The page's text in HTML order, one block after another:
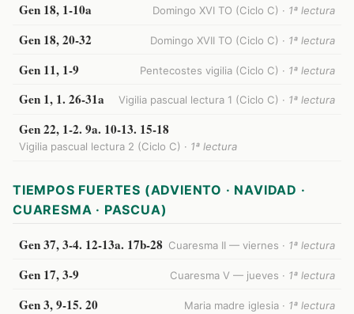
Gen 18, 1-10a Domingo XVI TO (Ciclo C) · 1ª lectura
Gen 18, 20-32 Domingo XVII TO (Ciclo C) · 1ª lectura
Gen 11, 1-9 Pentecostes vigilia (Ciclo C) · 1ª lectura
Gen 1, 1. 26-31a Vigilia pascual lectura 1 (Ciclo C) · 1ª lectura
Gen 22, 1-2. 9a. 10-13. 15-18
Vigilia pascual lectura 2 (Ciclo C) · 1ª lectura
TIEMPOS FUERTES (ADVIENTO · NAVIDAD ·
CUARESMA · PASCUA)
Gen 37, 3-4. 12-13a. 17b-28 Cuaresma II — viernes · 1ª lectura
Gen 17, 3-9 Cuaresma V — jueves · 1ª lectura
Gen 3, 9-15. 20 Maria madre iglesia · 1ª lectura